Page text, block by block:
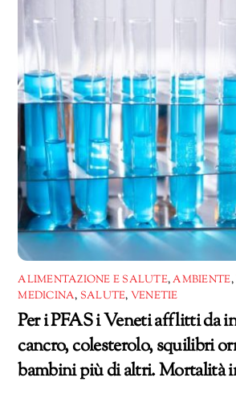
ALIMENTAZIONE E SALUTE,AMBIENTE,
MEDICINA, SALUTE, VENETIE
Per i PFAS i Veneti afflitti da
cancro, colesterolo, squilibri
bambini più di altri. Mortalità